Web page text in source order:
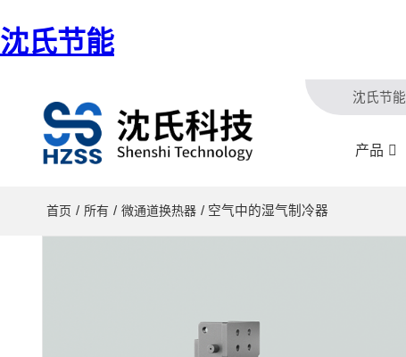
沈氏节能
沈氏节能
产品
首页 / 所有 / 微通道换热器 / 空气中的湿气制冷器